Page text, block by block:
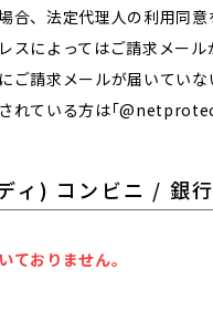
合、法定代理人の利用同意
スによってはご請求メー
ご請求メールが届いていな
れている方は｢
ィ) コンビニ / 銀
ておりません。